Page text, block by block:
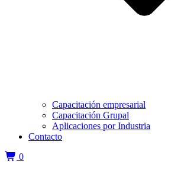
Capacitación empresarial
Capacitación Grupal
Aplicaciones por Industria
Contacto
0